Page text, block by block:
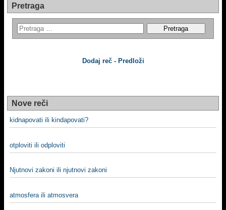
Pretraga
Dodaj reč - Predloži
Nove reči
kidnapovati ili kindapovati?
otploviti ili odploviti
Njutnovi zakoni ili njutnovi zakoni
atmosfera ili atmosvera